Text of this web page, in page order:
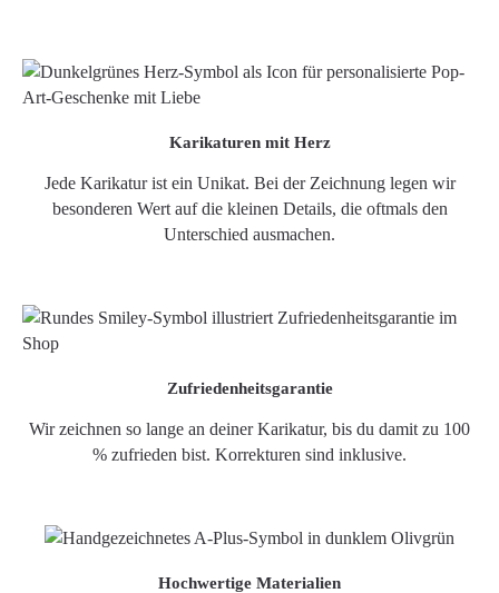
Karikaturen mit Herz
Jede Karikatur ist ein Unikat. Bei der Zeichnung legen wir
besonderen Wert auf die kleinen Details, die oftmals den
Unterschied ausmachen.
Zufriedenheitsgarantie
Wir zeichnen so lange an deiner Karikatur, bis du damit zu 100
% zufrieden bist. Korrekturen sind inklusive.
Hochwertige Materialien